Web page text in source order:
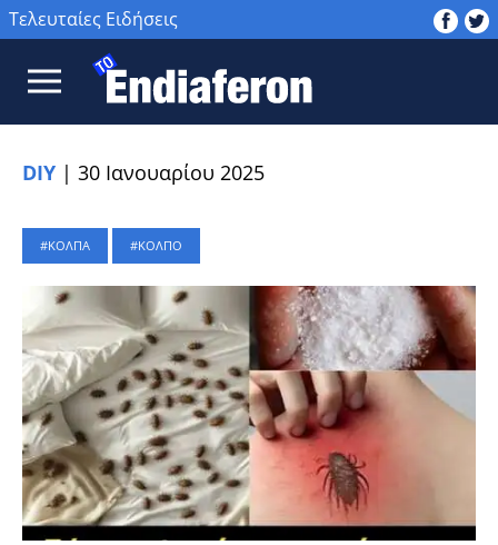
Τελευταίες Ειδήσεις
DIY | 30 Ιανουαρίου 2025
ΚΟΛΠΑ ΚΟΛΠΟ